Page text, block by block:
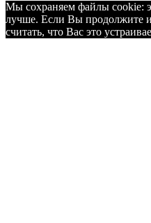
Мы cохраняем файлы cookie:
лучше. Если Вы продолжите
считать, что Вас это